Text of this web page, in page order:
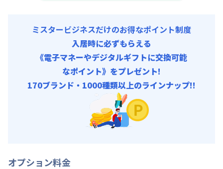
ミスタービジネスだけのお得なポイント制度
入居時に必ずもらえる
《電子マネーやデジタルギフトに交換可能
なポイント》をプレゼント!
170ブランド・1000種類以上のラインナップ!!
オプション料金